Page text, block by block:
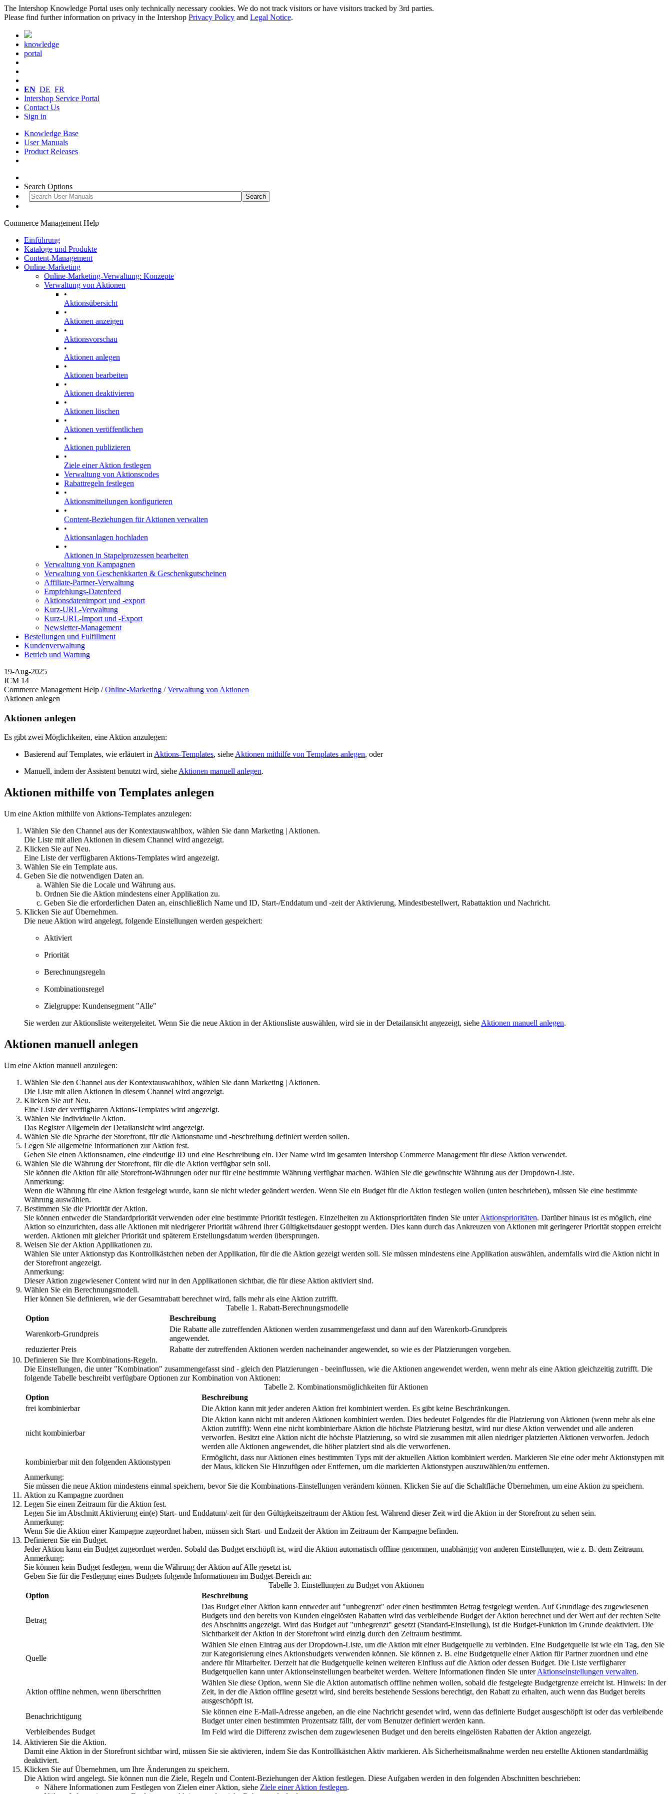
The Intershop Knowledge Portal uses only technically necessary cookies. We do not track visitors or have visitors tracked by 3rd parties.
Please find further information on privacy in the Intershop Privacy Policy and Legal Notice.
knowledge
portal
EN DE FR
Intershop Service Portal
Contact Us
Sign in
Knowledge Base
User Manuals
Product Releases
Search Options
Commerce Management Help
Einführung
Kataloge und Produkte
Content-Management
Online-Marketing
Online-Marketing-Verwaltung: Konzepte
Verwaltung von Aktionen
•
Aktionsübersicht
•
Aktionen anzeigen
•
Aktionsvorschau
•
Aktionen anlegen
•
Aktionen bearbeiten
•
Aktionen deaktivieren
•
Aktionen löschen
•
Aktionen veröffentlichen
•
Aktionen publizieren
•
Ziele einer Aktion festlegen
Verwaltung von Aktionscodes
Rabattregeln festlegen
•
Aktionsmitteilungen konfigurieren
•
Content-Beziehungen für Aktionen verwalten
•
Aktionsanlagen hochladen
•
Aktionen in Stapelprozessen bearbeiten
Verwaltung von Kampagnen
Verwaltung von Geschenkkarten & Geschenkgutscheinen
Affiliate-Partner-Verwaltung
Empfehlungs-Datenfeed
Aktionsdatenimport und -export
Kurz-URL-Verwaltung
Kurz-URL-Import und -Export
Newsletter-Management
Bestellungen und Fulfillment
Kundenverwaltung
Betrieb und Wartung
19-Aug-2025
ICM 14
Commerce Management Help /Online-Marketing /Verwaltung von Aktionen
Aktionen anlegen
Aktionen anlegen
Es gibt zwei Möglichkeiten, eine Aktion anzulegen:
Basierend auf Templates, wie erläutert inAktions-Templates, sieheAktionen mithilfe von Templates anlegen, oder
Manuell, indem der Assistent benutzt wird, sieheAktionen manuell anlegen.
Aktionen mithilfe von Templates anlegen
Um eine Aktion mithilfe von Aktions-Templates anzulegen:
Wählen Sie den Channel aus der Kontextauswahlbox, wählen Sie dann Marketing | Aktionen.
Die Liste mit allen Aktionen in diesem Channel wird angezeigt.
Klicken Sie aufNeu.
Eine Liste der verfügbaren Aktions-Templates wird angezeigt.
Wählen Sie ein Template aus.
Geben Sie die notwendigen Daten an.
Wählen Sie die Locale und Währung aus.
Ordnen Sie die Aktion mindestens einer Applikation zu.
Geben Sie die erforderlichen Daten an, einschließlich Name und ID, Start-/Enddatum und -zeit der Aktivierung, Mindestbestellwert, Rabattaktion und Nachricht.
Klicken Sie aufÜbernehmen.
Die neue Aktion wird angelegt, folgende Einstellungen werden gespeichert:
Aktiviert
Priorität
Berechnungsregeln
Kombinationsregel
Zielgruppe: Kundensegment "Alle"
Sie werden zur Aktionsliste weitergeleitet. Wenn Sie die neue Aktion in der Aktionsliste auswählen, wird sie in der Detailansicht angezeigt, siehe Aktionen manuell anlegen.
Aktionen manuell anlegen
Um eine Aktion manuell anzulegen:
Wählen Sie den Channel aus der Kontextauswahlbox, wählen Sie dann Marketing | Aktionen.
Die Liste mit allen Aktionen in diesem Channel wird angezeigt.
Klicken Sie aufNeu.
Eine Liste der verfügbaren Aktions-Templates wird angezeigt.
Wählen Sie Individuelle Aktion.
Das RegisterAllgemein der Detailansicht wird angezeigt.
Wählen Sie die Sprache der Storefront, für die Aktionsname und -beschreibung definiert werden sollen.
Legen Sie allgemeine Informationen zur Aktion fest.
Geben Sie einen Aktionsnamen, eine eindeutige ID und eine Beschreibung ein. Der Name wird im gesamten Intershop Commerce Management für diese Aktion verwendet.
Wählen Sie die Währung der Storefront, für die die Aktion verfügbar sein soll.
Sie können die Aktion für alle Storefront-Währungen oder nur für eine bestimmte Währung verfügbar machen. Wählen Sie die gewünschte Währung aus der Dropdown-Liste.
Anmerkung:
Wenn die Währung für eine Aktion festgelegt wurde, kann sie nicht wieder geändert werden. Wenn Sie ein Budget für die Aktion festlegen wollen (unten beschrieben), müssen Sie eine bestimmte
Währung auswählen.
Bestimmen Sie die Priorität der Aktion.
Sie können entweder die Standardpriorität verwenden oder eine bestimmte Priorität festlegen. Einzelheiten zu Aktionsprioritäten finden Sie unterAktionsprioritäten. Darüber hinaus ist es möglich, eine
Aktion so einzurichten, dass alle Aktionen mit niedrigerer Priorität während ihrer Gültigkeitsdauer gestoppt werden. Dies kann durch das Ankreuzen von Aktionen mit geringerer Priorität stoppen erreicht
werden. Aktionen mit gleicher Priorität und späterem Erstellungsdatum werden übersprungen.
Weisen Sie der Aktion Applikationen zu.
Wählen Sie unter Aktionstyp das Kontrollkästchen neben der Applikation, für die die Aktion gezeigt werden soll. Sie müssen mindestens eine Applikation auswählen, andernfalls wird die Aktion nicht in
der Storefront angezeigt.
Anmerkung:
Dieser Aktion zugewiesener Content wird nur in den Applikationen sichtbar, die für diese Aktion aktiviert sind.
Wählen Sie ein Berechnungsmodell.
Hier können Sie definieren, wie der Gesamtrabatt berechnet wird, falls mehr als eine Aktion zutrifft.
Tabelle1 . Rabatt-Berechnungsmodelle
Option
Beschreibung
Warenkorb-Grundpreis
Die Rabatte alle zutreffenden Aktionen werden zusammengefasst und dann auf den Warenkorb-Grundpreis
angewendet.
reduzierter Preis
Rabatte der zutreffenden Aktionen werden nacheinander angewendet, so wie es der Platzierungen vorgeben.
Definieren Sie Ihre Kombinations-Regeln.
Die Einstellungen, die unter "Kombination" zusammengefasst sind - gleich den Platzierungen - beeinflussen, wie die Aktionen angewendet werden, wenn mehr als eine Aktion gleichzeitig zutrifft. Die
folgende Tabelle beschreibt verfügbare Optionen zur Kombination von Aktionen:
Tabelle 2. Kombinationsmöglichkeiten für Aktionen
Option
Beschreibung
frei kombinierbar
Die Aktion kann mit jeder anderen Aktion frei kombiniert werden. Es gibt keine Beschränkungen.
nicht kombinierbar
Die Aktion kann nicht mit anderen Aktionen kombiniert werden. Dies bedeutet Folgendes für die Platzierung von Aktionen (wenn mehr als eine
Aktion zutrifft): Wenn eine nicht kombinierbare Aktion die höchste Platzierung besitzt, wird nur diese Aktion verwendet und alle anderen
verworfen. Besitzt eine Aktion nicht die höchste Platzierung, so wird sie zusammen mit allen niedriger platzierten Aktionen verworfen. Jedoch
werden alle Aktionen angewendet, die höher platziert sind als die verworfenen.
kombinierbar mit den folgenden Aktionstypen
Ermöglicht, dass nur Aktionen eines bestimmten Typs mit der aktuellen Aktion kombiniert werden. Markieren Sie eine oder mehr Aktionstypen mit
der Maus, klicken Sie Hinzufügen oderEntfernen, um die markierten Aktionstypen auszuwählen/zu entfernen.
Anmerkung:
Sie müssen die neue Aktion mindestens einmal speichern, bevor Sie die Kombinations-Einstellungen verändern können. Klicken Sie auf die Schaltfläche Übernehmen, um eine Aktion zu speichern.
Aktion zu Kampagne zuordnen
Legen Sie einen Zeitraum für die Aktion fest.
Legen Sie im Abschnitt Aktivierung ein(e) Start- und Enddatum/-zeit für den Gültigkeitszeitraum der Aktion fest. Während dieser Zeit wird die Aktion in der Storefront zu sehen sein.
Anmerkung:
Wenn Sie die Aktion einer Kampagne zugeordnet haben, müssen sich Start- und Endzeit der Aktion im Zeitraum der Kampagne befinden.
Definieren Sie ein Budget.
Jeder Aktion kann ein Budget zugeordnet werden. Sobald das Budget erschöpft ist, wird die Aktion automatisch offline genommen, unabhängig von anderen Einstellungen, wie z. B. dem Zeitraum.
Anmerkung:
Sie können kein Budget festlegen, wenn die Währung der Aktion aufAlle gesetzt ist.
Geben Sie für die Festlegung eines Budgets folgende Informationen im Budget-Bereich an:
Tabelle3. Einstellungen zu Budget von Aktionen
Option
Beschreibung
Betrag
Das Budget einer Aktion kann entweder auf "unbegrenzt" oder einen bestimmten Betrag festgelegt werden. Auf Grundlage des zugewiesenen
Budgets und den bereits von Kunden eingelösten Rabatten wird das verbleibende Budget der Aktion berechnet und der Wert auf der rechten Seite
des Abschnitts angezeigt. Wird das Budget auf "unbegrenzt" gesetzt (Standard-Einstellung), ist die Budget-Funktion im Grunde deaktiviert. Die
Sichtbarkeit der Aktion in der Storefront wird einzig durch den Zeitraum bestimmt.
Quelle
Wählen Sie einen Eintrag aus der Dropdown-Liste, um die Aktion mit einer Budgetquelle zu verbinden. Eine Budgetquelle ist wie ein Tag, den Sie
zur Kategorisierung eines Aktionsbudgets verwenden können. Sie können z. B. eine Budgetquelle einer Aktion für Partner zuordnen und eine
andere für Mitarbeiter. Derzeit hat die Budgetquelle keinen weiteren Einfluss auf die Aktion oder dessen Budget. Die Liste verfügbarer
Budgetquellen kann unter Aktionseinstellungen bearbeitet werden. Weitere Informationen finden Sie unterAktionseinstellungen verwalten.
Aktion offline nehmen, wenn überschritten
Wählen Sie diese Option, wenn Sie die Aktion automatisch offline nehmen wollen, sobald die festgelegte Budgetgrenze erreicht ist. Hinweis: In der
Zeit, in der die Aktion offline gesetzt wird, sind bereits bestehende Sessions berechtigt, den Rabatt zu erhalten, auch wenn das Budget bereits
ausgeschöpft ist.
Benachrichtigung
Sie können eine E-Mail-Adresse angeben, an die eine Nachricht gesendet wird, wenn das definierte Budget ausgeschöpft ist oder das verbleibende
Budget unter einen bestimmten Prozentsatz fällt, der vom Benutzer definiert werden kann.
Verbleibendes Budget
Im Feld wird die Differenz zwischen dem zugewiesenen Budget und den bereits eingelösten Rabatten der Aktion angezeigt.
Aktivieren Sie die Aktion.
Damit eine Aktion in der Storefront sichtbar wird, müssen Sie sie aktivieren, indem Sie das Kontrollkästchen Aktiv markieren. Als Sicherheitsmaßnahme werden neu erstellte Aktionen standardmäßig
deaktiviert.
Klicken Sie aufÜbernehmen, um Ihre Änderungen zu speichern.
Die Aktion wird angelegt. Sie können nun die Ziele, Regeln und Content-Beziehungen der Aktion festlegen. Diese Aufgaben werden in den folgenden Abschnitten beschrieben:
Nähere Informationen zum Festlegen von Zielen einer Aktion, siehe Ziele einer Aktion festlegen.